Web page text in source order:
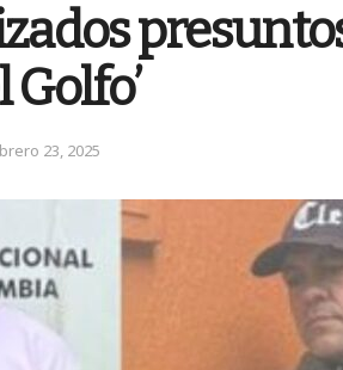
Golfo’
23, 2025